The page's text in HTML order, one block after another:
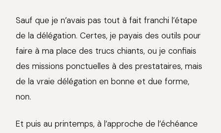
Sauf que je n’avais pas tout à fait franchi l’étape
de la délégation. Certes, je payais des outils pour
faire à ma place des trucs chiants, ou je confiais
des missions ponctuelles à des prestataires, mais
de la vraie délégation en bonne et due forme,
non.
Et puis au printemps, à l’approche de l’échéance